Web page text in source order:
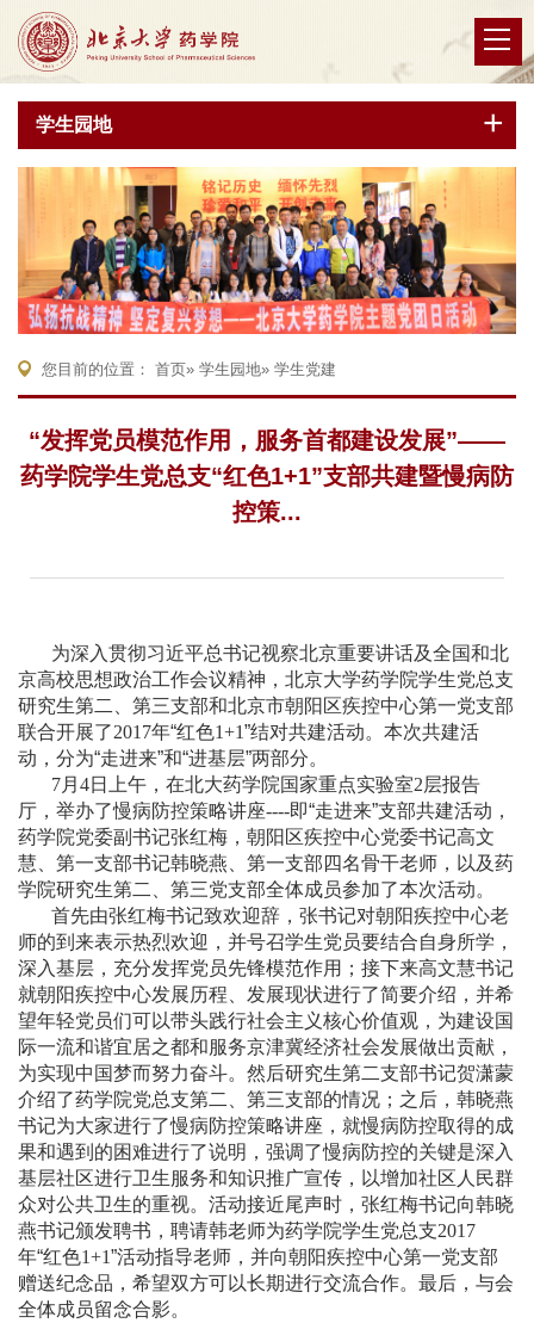
学生园地
您目前的位置： 首页» 学生园地» 学生党建
“发挥党员模范作用，服务首都建设发展”——
药学院学生党总支“红色1+1”支部共建暨慢病防
控策...
为深入贯彻习近平总书记视察北京重要讲话及全国和北
京高校思想政治工作会议精神，北京大学药学院学生党总支
研究生第二、第三支部和北京市朝阳区疾控中心第一党支部
联合开展了2017年“红色1+1”结对共建活动。本次共建活
动，分为“走进来”和“进基层”两部分。
7月 4日上午，在北大药学院国家重点实验室2层报告
厅，举办了慢病防控策略讲座----即“走进来”支部共建活动，
药学院党委副书记张红梅，朝阳区疾控中心党委书记高文
慧、第一支部书记韩晓燕、第一支部四名骨干老师，以及药
学院研究生第二、第三党支部全体成员参加了本次活动。
首先由张红梅书记致欢迎辞，张书记对朝阳疾控中心老
师的到来表示热烈欢迎，并号召学生党员要结合自身所学，
深入基层，充分发挥党员先锋模范作用；接下来高文慧书记
就朝阳疾控中心发展历程、发展现状进行了简要介绍，并希
望年轻党员们可以带头践行社会主义核心价值观，为建设国
际一流和谐宜居之都和服务京津冀经济社会发展做出贡献，
为实现中国梦而努力奋斗。然后研究生第二支部书记贺潇蒙
介绍了药学院党总支第二、第三支部的情况；之后，韩晓燕
书记为大家进行了慢病防控策略讲座，就慢病防控取得的成
果和遇到的困难进行了说明，强调了慢病防控的关键是深入
基层社区进行卫生服务和知识推广宣传，以增加社区人民群
众对公共卫生的重视。活动接近尾声时，张红梅书记向韩晓
燕书记颁发聘书，聘请韩老师为药学院学生党总支2017
年“红色1+1”活动指导老师，并向朝阳疾控中心第一党支部
赠送纪念品，希望双方可以长期进行交流合作。最后，与会
全体成员留念合影。